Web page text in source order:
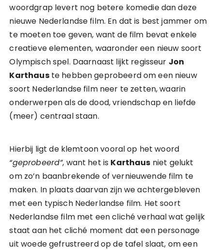
woordgrap levert nog betere komedie dan deze
nieuwe Nederlandse film. En dat is best jammer om
te moeten toe geven, want de film bevat enkele
creatieve elementen, waaronder een nieuw soort
Olympisch spel. Daarnaast lijkt regisseur Jon
Karthauste hebben geprobeerd om een nieuw
soort Nederlandse film neer te zetten, waarin
onderwerpen als de dood, vriendschap en liefde
(meer) centraal staan.
Hierbij ligt de klemtoon vooral op het woord
“geprobeerd”, want het is Karthaus niet gelukt
om zo’n baanbrekende of vernieuwende film te
maken. In plaats daarvan zijn we achtergebleven
met een typisch Nederlandse film. Het soort
Nederlandse film met een cliché verhaal wat gelijk
staat aan het cliché moment dat een personage
uit woede gefrustreerd op de tafel slaat, om een